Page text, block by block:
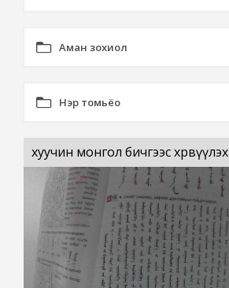
Аман зохиол
Нэр томьёо
хуучин монгол бичгээс хөрвүүлэх